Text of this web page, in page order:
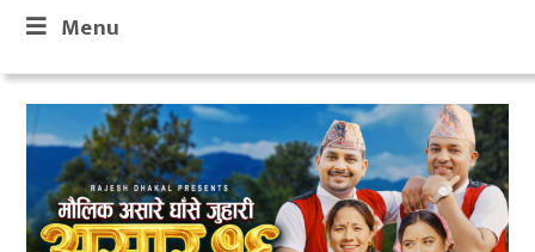
Menu